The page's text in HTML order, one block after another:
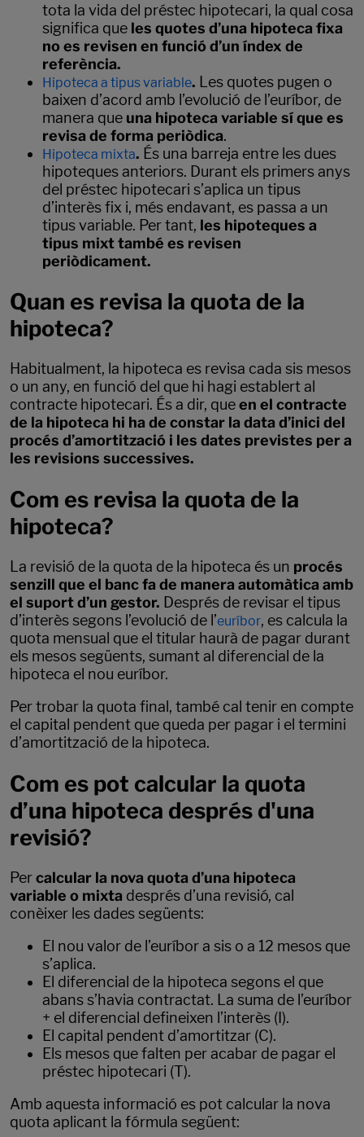
tota la vida del préstec hipotecari, la qual cosa
significa que les quotes d’una hipoteca fixa
no es revisen en funció d’un índex de
referència.
Hipoteca a tipus variable. Les quotes pugen o
baixen d’acord amb l’evolució de l’euríbor, de
manera que una hipoteca variable sí que es
revisa de forma periòdica.
Hipoteca mixta. És una barreja entre les dues
hipoteques anteriors. Durant els primers anys
del préstec hipotecari s’aplica un tipus
d’interès fix i, més endavant, es passa a un
tipus variable. Per tant, les hipoteques a
tipus mixt també es revisen
periòdicament.
Quan es revisa la quota de la
hipoteca?
Habitualment, la hipoteca es revisa cada sis mesos
o un any, en funció del que hi hagi establert al
contracte hipotecari. És a dir, queen el contracte
de la hipoteca hi ha de constar la data d’inici del
procés d’amortització i les dates previstes per a
les revisions successives.
Com es revisa la quota de la
hipoteca?
La revisió de la quota de la hipoteca és un procés
senzill que el banc fa de manera automàtica amb
el suport d’un gestor. Després de revisar el tipus
d’interès segons l’evolució de l’euríbor, es calcula la
quota mensual que el titular haurà de pagar durant
els mesos següents, sumant al diferencial de la
hipoteca el nou euríbor.
Per trobar la quota final, també cal tenir en compte
el capital pendent que queda per pagar i el termini
d’amortització de la hipoteca.
Com es pot calcular la quota
d’una hipoteca després d'una
revisió?
Percalcular la nova quota d’una hipoteca
variable o mixta després d’una revisió, cal
conèixer les dades següents:
El nou valor de l’euríbor a sis o a 12 mesos que
s’aplica.
El diferencial de la hipoteca segons el que
abans s’havia contractat. La suma de l’euríbor
+ el diferencial defineixen l’interès (I).
El capital pendent d’amortitzar (C).
Els mesos que falten per acabar de pagar el
préstec hipotecari (T).
Amb aquesta informació es pot calcular la nova
quota aplicant la fórmula següent: